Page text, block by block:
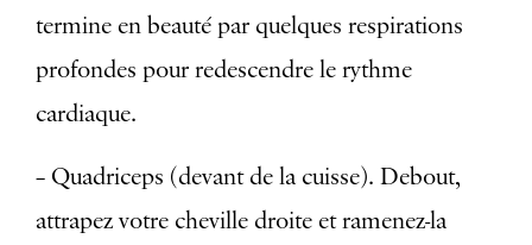
termine en beauté par quelques respirations
profondes pour redescendre le rythme
cardiaque.
– Quadriceps (devant de la cuisse). Debout,
attrapez votre cheville droite et ramenez-la